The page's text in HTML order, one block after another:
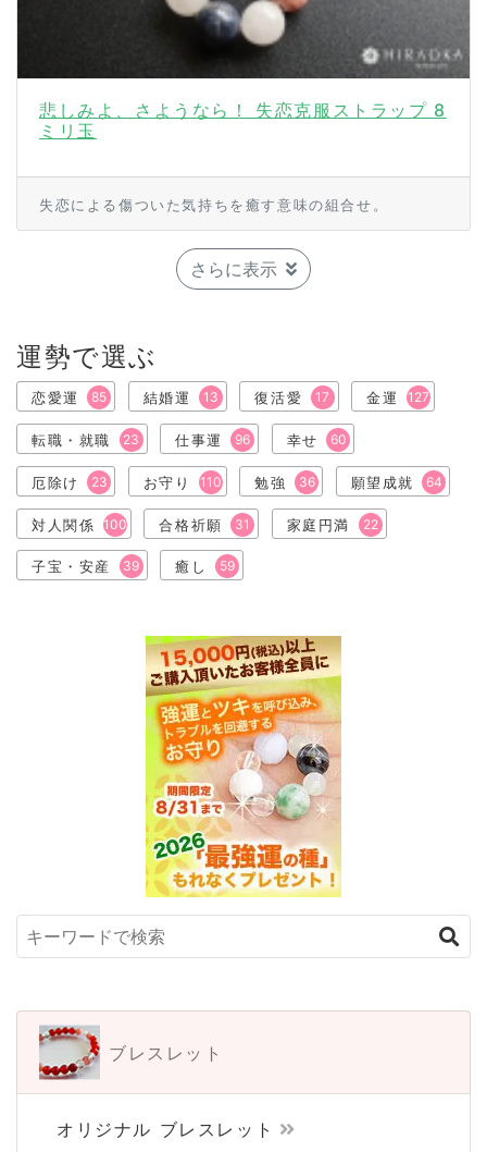
悲しみよ、さようなら！ 失恋克服ストラップ 8
ミリ玉
失恋による傷ついた気持ちを癒す意味の組合せ。
さらに表示
運勢で選ぶ
恋愛運 85 結婚運 13 復活愛 17 金運 127
転職・就職 23 仕事運 96 幸せ 60
厄除け 23 お守り 110 勉強 36 願望成就 64
対人関係 100 合格祈願 31 家庭円満 22
子宝・安産 39 癒し 59
ブレスレット
オリジナル ブレスレット